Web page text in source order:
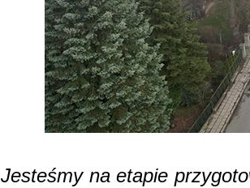
Jesteśmy na etapie